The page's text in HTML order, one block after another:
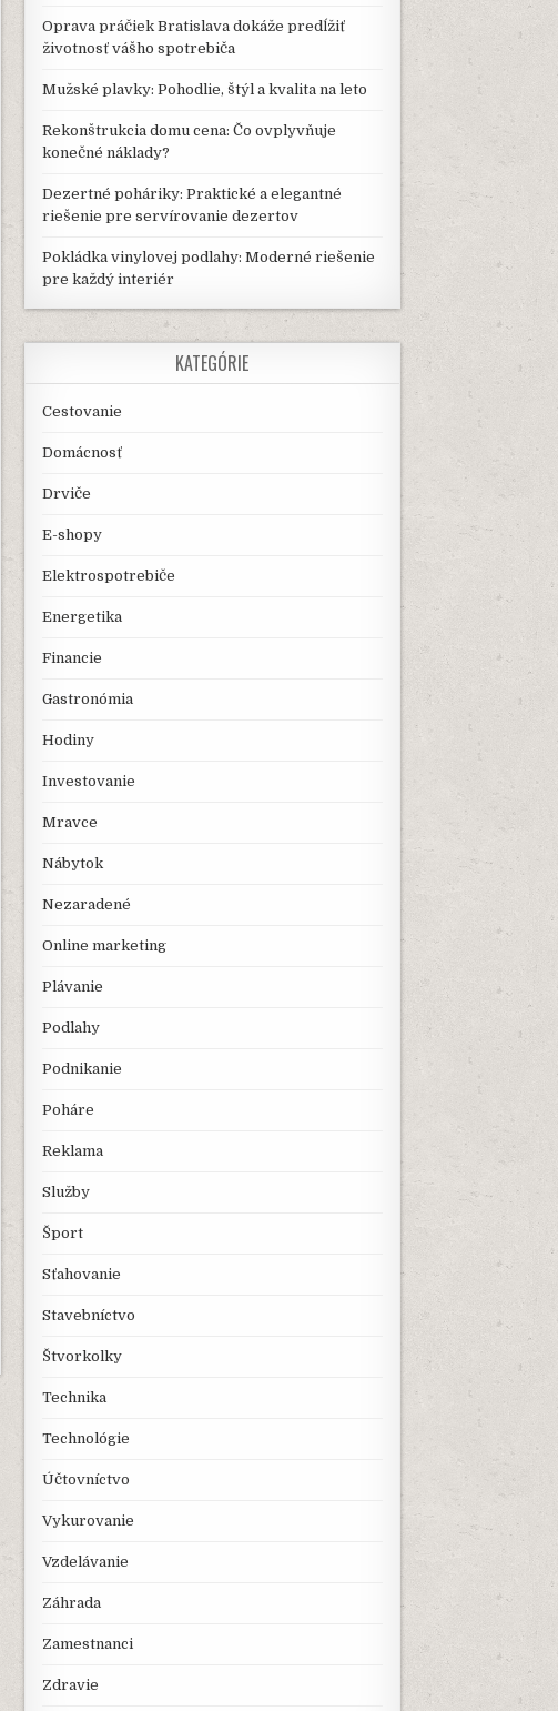
Oprava práčiek Bratislava dokáže predĺžiť
životnosť vášho spotrebiča
Mužské plavky: Pohodlie, štýl a kvalita na leto
Rekonštrukcia domu cena: Čo ovplyvňuje
konečné náklady?
Dezertné poháriky: Praktické a elegantné
riešenie pre servírovanie dezertov
Pokládka vinylovej podlahy: Moderné riešenie
pre každý interiér
KATEGÓRIE
Cestovanie
Domácnosť
Drviče
E-shopy
Elektrospotrebiče
Energetika
Financie
Gastronómia
Hodiny
Investovanie
Mravce
Nábytok
Nezaradené
Online marketing
Plávanie
Podlahy
Podnikanie
Poháre
Reklama
Služby
Šport
Sťahovanie
Stavebníctvo
Štvorkolky
Technika
Technológie
Účtovníctvo
Vykurovanie
Vzdelávanie
Záhrada
Zamestnanci
Zdravie